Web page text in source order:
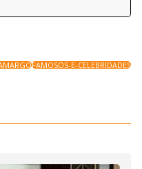
FAMOSOS-E-CELEBRIDADES